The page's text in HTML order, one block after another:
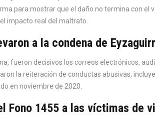
para mostrar que el daño no termina con el
impacto real del maltrato.
a la condena de
fueron decisivos los correos electrónicos,
la reiteración de conductas abusivas,
en noviembre de 2020.
Fono 1455 a las víctimas de